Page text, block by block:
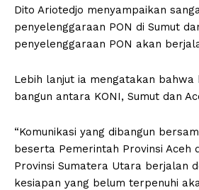
Dito Ariotedjo menyampaikan
penyelenggaraan PON di Sumut
penyelenggaraan PON akan
Lebih lanjut ia mengatakan bahwa
bangun antara KONI, Sumut dan
“Komunikasi yang dibangun
beserta Pemerintah Provinsi Aceh
Provinsi Sumatera Utara berjalan
kesiapan yang belum terpenuhi